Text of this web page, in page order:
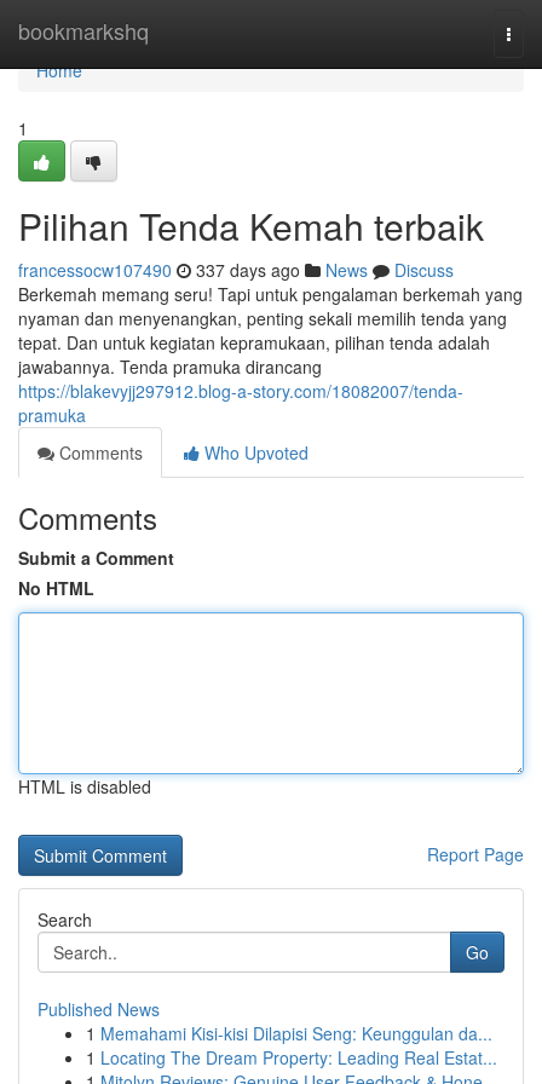
bookmarkshq
Home
Home
1
Pilihan Tenda Kemah terbaik
francessocw107490 337 days ago News
Discuss
Berkemah memang seru! Tapi untuk pengalaman berkemah yang
nyaman dan menyenangkan, penting sekali memilih tenda yang
tepat. Dan untuk kegiatan kepramukaan, pilihan tenda adalah
jawabannya. Tenda pramuka dirancang
https://blakevyjj297912.blog-a-story.com/18082007/tenda-
pramuka
Comments
Who Upvoted
Comments
Submit a Comment
No HTML
HTML is disabled
Report Page
Search
Go
Published News
1 Memahami Kisi-kisi Dilapisi Seng: Keunggulan da...
1 Locating The Dream Property: Leading Real Estat...